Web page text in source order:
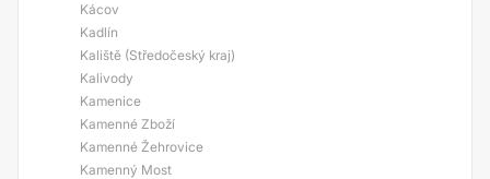
Kácov
Kadlín
Kaliště (Středočeský kraj)
Kalivody
Kamenice
Kamenné Zboží
Kamenné Žehrovice
Kamenný Most